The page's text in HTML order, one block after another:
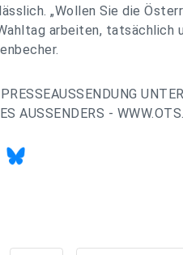
„Wollen Sie die
arbeiten, tatsächlich
AUSSENDERS -